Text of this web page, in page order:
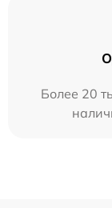
Более 20